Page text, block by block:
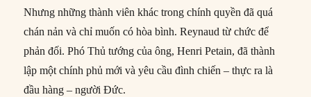
Nhưng những thành viên khác trong chính quyền đã quá
chán nản và chỉ muốn có hòa bình. Reynaud từ chức để
phản đối. Phó Thủ tướng của ông, Henri Petain, đã thành
lập một chính phủ mới và yêu cầu đình chiến – thực ra là
đầu hàng – người Đức.